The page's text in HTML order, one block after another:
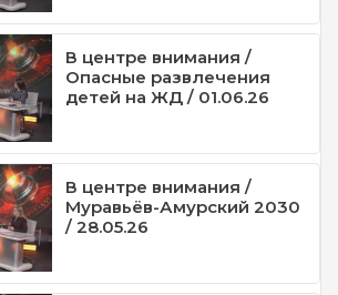
В центре внимания /
Опасные развлечения
детей на ЖД / 01.06.26
В центре внимания /
Муравьёв-Амурский 2030
/ 28.05.26